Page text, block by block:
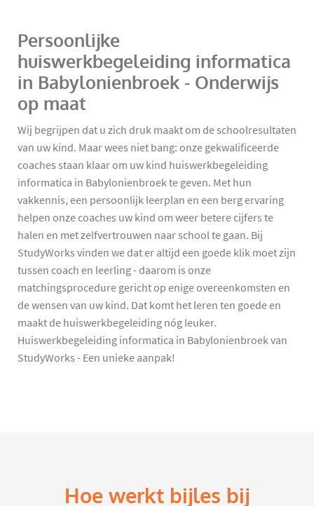
Persoonlijke
huiswerkbegeleiding informatica
in Babylonienbroek - Onderwijs
op maat
Wij begrijpen dat u zich druk maakt om de schoolresultaten
van uw kind. Maar wees niet bang: onze gekwalificeerde
coaches staan klaar om uw kind huiswerkbegeleiding
informatica in Babylonienbroek te geven. Met hun
vakkennis, een persoonlijk leerplan en een berg ervaring
helpen onze coaches uw kind om weer betere cijfers te
halen en met zelfvertrouwen naar school te gaan. Bij
StudyWorks vinden we dat er altijd een goede klik moet zijn
tussen coach en leerling - daarom is onze
matchingsprocedure gericht op enige overeenkomsten en
de wensen van uw kind. Dat komt het leren ten goede en
maakt de huiswerkbegeleiding nóg leuker.
Huiswerkbegeleiding informatica in Babylonienbroek van
StudyWorks - Een unieke aanpak!
Hoe werkt bijles bij